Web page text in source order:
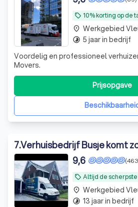
local_offer 10% korting op de
Voordelig en professioneel
Movers.
Prijsopgave
place Werkgebied
timelapse 5 jaar in bedrijf
7.Verhuisbedrijf Busje komt zo
local_offer Altijd de
9,6
place Werkgebied
timelapse 13 jaar in bedrijf